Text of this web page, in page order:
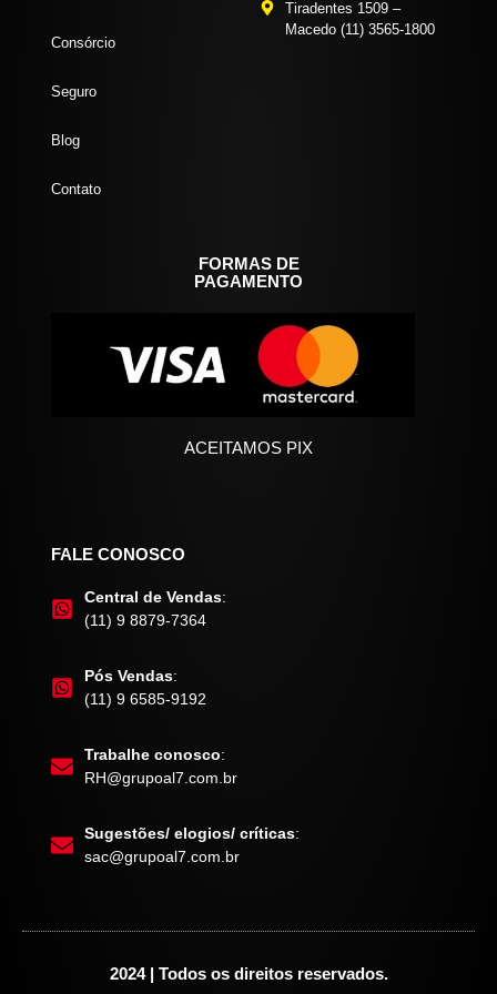
Consórcio
Seguro
Blog
Contato
Tiradentes 1509 –
Macedo (11) 3565-1800
FORMAS DE
PAGAMENTO
ACEITAMOS PIX
FALE CONOSCO
Central de Vendas:
(11) 9 8879-7364
Pós Vendas:
(11) 9 6585-9192
Trabalhe conosco:
RH@grupoal7.com.br
Sugestões/ elogios/ críticas:
sac@grupoal7.com.br
2024 | Todos os direitos reservados.